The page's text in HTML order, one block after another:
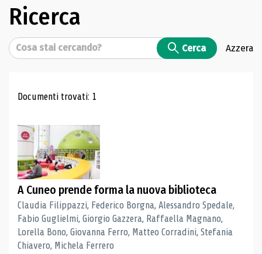
Ricerca
Cerca Cerca Azzera
Risultati di ricerca
Documenti trovati: 1
A Cuneo prende forma la nuova biblioteca
Claudia Filippazzi, Federico Borgna, Alessandro Spedale,
Fabio Guglielmi, Giorgio Gazzera, Raffaella Magnano,
Lorella Bono, Giovanna Ferro, Matteo Corradini, Stefania
Chiavero, Michela Ferrero